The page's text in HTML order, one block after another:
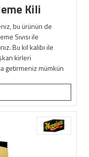
Kili
bu ürünün de
Sıvısı ile
Bu kil kalıbı ile
kirleri
getirmeniz mümkün